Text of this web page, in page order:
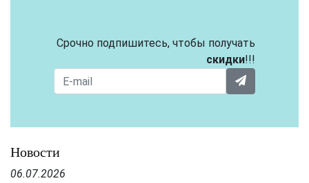
Срочно подпишитесь, чтобы получать
скидки!!!
Новости
06.07.2026